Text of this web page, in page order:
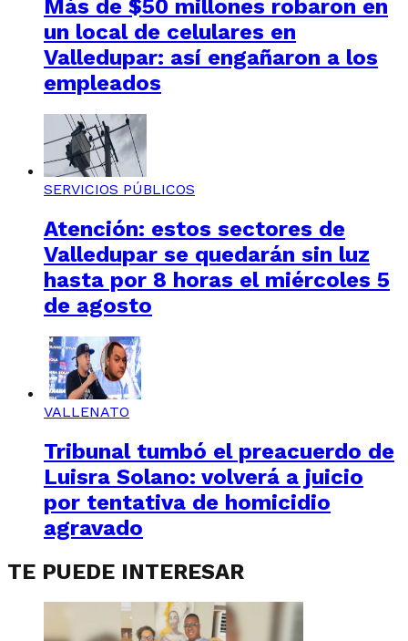
Más de $50 millones robaron en
un local de celulares en
Valledupar: así engañaron a los
empleados
SERVICIOS PÚBLICOS
Atención: estos sectores de
Valledupar se quedarán sin luz
hasta por 8 horas el miércoles 5
de agosto
VALLENATO
Tribunal tumbó el preacuerdo de
Luisra Solano: volverá a juicio
por tentativa de homicidio
agravado
TE PUEDE INTERESAR